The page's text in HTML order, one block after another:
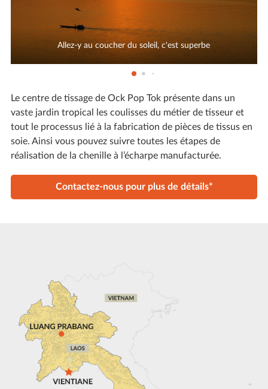
Allez-y au coucher du soleil, c'est superbe
Le centre de tissage de Ock Pop Tok présente dans un
vaste jardin tropical les coulisses du métier de tisseur et
tout le processus lié à la fabrication de pièces de tissus en
soie. Ainsi vous pouvez suivre toutes les étapes de
réalisation de la chenille à l’écharpe manufacturée.
Contactez-nous pour plus de détails*